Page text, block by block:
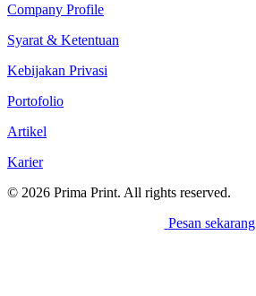
Company Profile
Syarat & Ketentuan
Kebijakan Privasi
Portofolio
Artikel
Karier
© 2026 Prima Print. All rights reserved.
Pesan sekarang